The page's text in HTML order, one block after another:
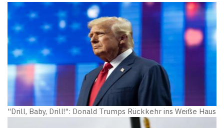
"Drill, Baby, Drill!": Donald Trumps Rückkehr ins Weiße Haus